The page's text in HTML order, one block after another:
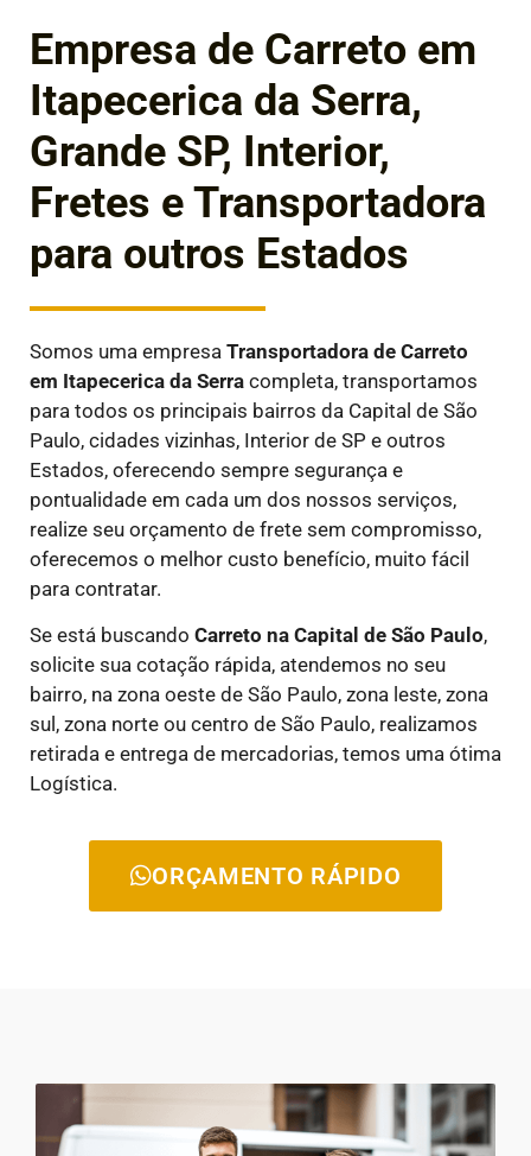
Empresa de Carreto em
Itapecerica da Serra,
Grande SP, Interior,
Fretes e Transportadora
para outros Estados
Somos uma empresa Transportadora de Carreto
em Itapecerica da Serra completa, transportamos
para todos os principais bairros da Capital de São
Paulo, cidades vizinhas, Interior de SP e outros
Estados, oferecendo sempre segurança e
pontualidade em cada um dos nossos serviços,
realize seu orçamento de frete sem compromisso,
oferecemos o melhor custo benefício, muito fácil
para contratar.
Se está buscando Carreto na Capital de São Paulo,
solicite sua cotação rápida, atendemos no seu
bairro, na zona oeste de São Paulo, zona leste, zona
sul, zona norte ou centro de São Paulo, realizamos
retirada e entrega de mercadorias, temos uma ótima
Logística.
ORÇAMENTO RÁPIDO